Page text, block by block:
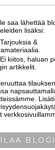
minä
saa lähettää
lisäksi:
Tarjouksia &
Ei kiitos, haluan
artikkelit.